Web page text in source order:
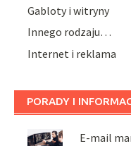
Gabloty i witryny
Innego rodzaju…
Internet i reklama
PORADY I
E-mail